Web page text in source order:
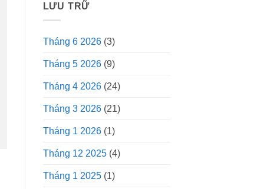
LƯU TRỮ
Tháng 6 2026(3)
Tháng 5 2026(9)
Tháng 4 2026(24)
Tháng 3 2026(21)
Tháng 1 2026(1)
Tháng 12 2025(4)
Tháng 1 2025(1)